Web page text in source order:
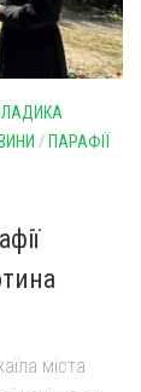
/ ПАРАФІЇ
міста